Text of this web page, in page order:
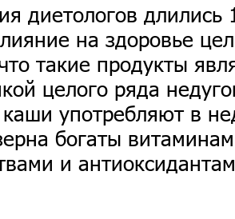
диетологов длились
на здоровье
такие продукты
целого ряда
употребляют в
богаты
и